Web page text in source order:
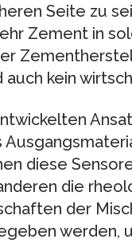
Seite zu
Zement in
kein
diese
die
der
werden,